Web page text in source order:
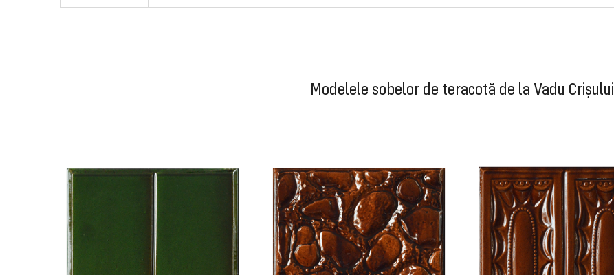
Modelele sobelor de teracotă de la Vadu Crișului